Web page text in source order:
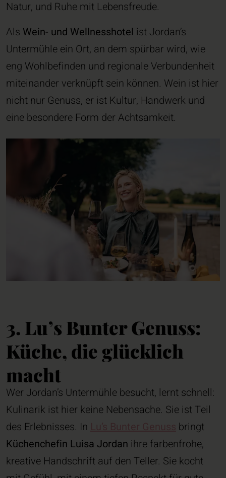
Natur, und Ruhe mit Lebensfreude.
Als Wein- und Wellnesshotel ist Jordan’s
Untermühle ein Ort, an dem spürbar wird, wie
eng Wohlbefinden und regionale Verbundenheit
miteinander verknüpft sein können. Wein ist hier
nicht nur Genuss, er ist Kultur, Handwerk und
eine besondere Form der Achtsamkeit.
3. Lu’s Bunter Genuss:
Küche, die glücklich
macht
Wer Jordan’s Untermühle besucht, lernt schnell:
Kulinarik ist hier keine Nebensache. Sie ist Teil
des Erlebnisses. In
bringt
Küchenchefin Luisa Jordan ihre farbenfrohe,
kreative Handschrift auf den Teller. Sie kocht